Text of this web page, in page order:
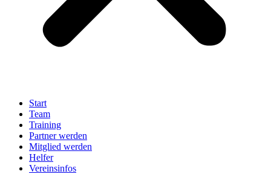
Start
Team
Training
Partner werden
Mitglied werden
Helfer
Vereinsinfos